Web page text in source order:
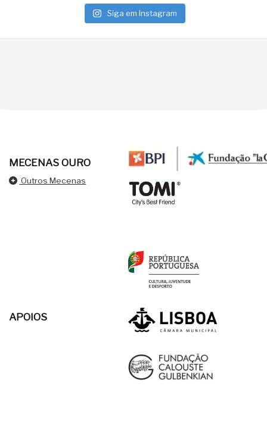
Siga em Instagram
MECENAS OURO
Outros Mecenas
APOIOS